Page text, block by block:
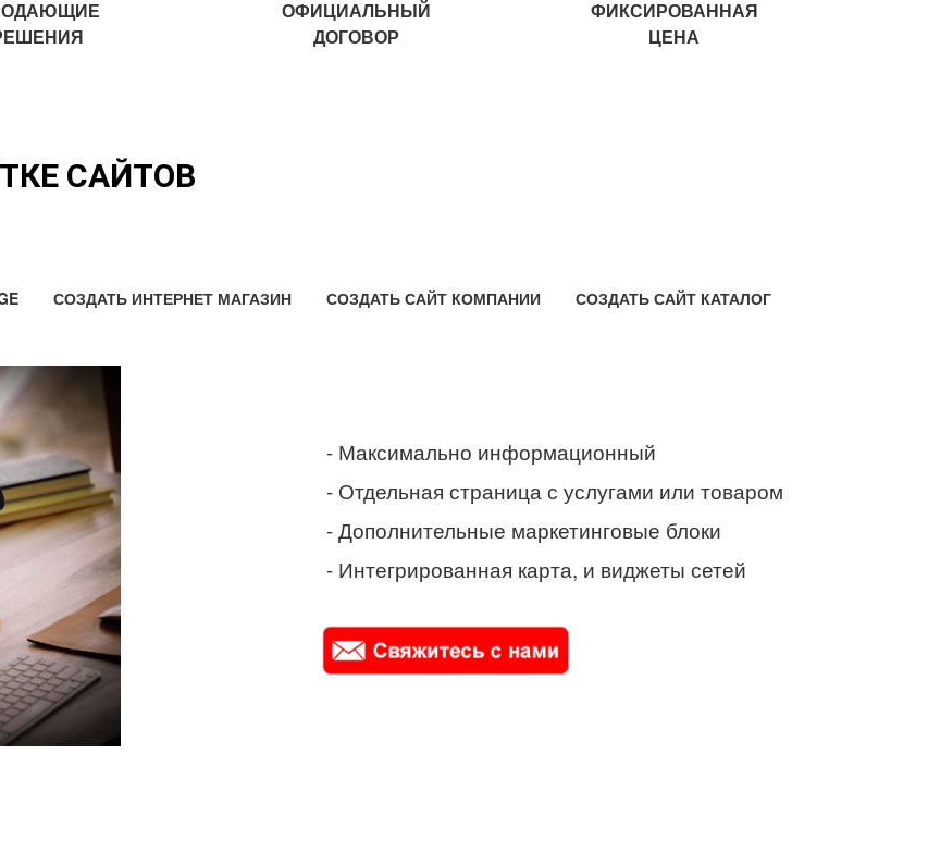
ОФИЦИАЛЬНЫЙ
ДОГОВОР
ФИКСИРОВАННАЯ
ЦЕНА
САЙТОВ
СОЗДАТЬ ИНТЕРНЕТ МАГАЗИН СОЗДАТЬ САЙТ КОМПАНИИ СОЗДАТЬ САЙТ КАТАЛОГ
- Максимально информационный
- Отдельная страница с услугами или товаром
- Дополнительные маркетинговые блоки
- Интегрированная карта, и виджеты сетей